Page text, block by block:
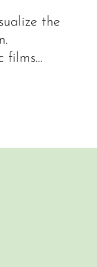
the
films…